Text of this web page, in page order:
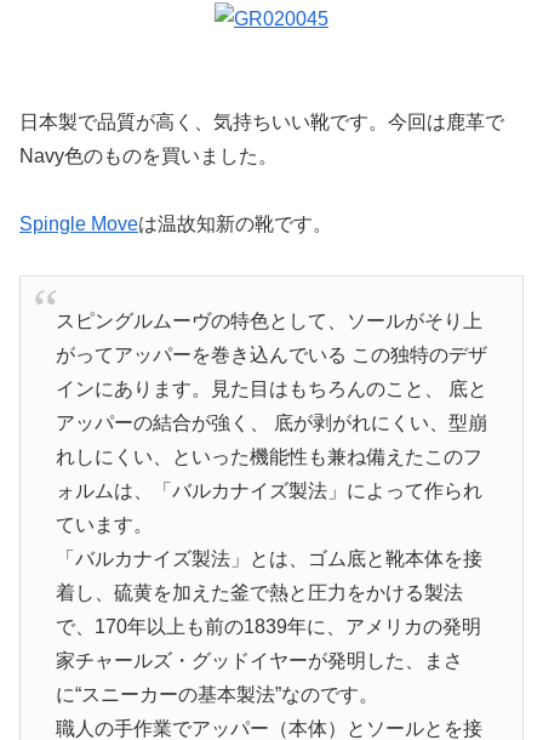
日本製で品質が高く、気持ちいい靴です。今回は鹿革で
Navy色のものを買いました。
Spingle Moveは温故知新の靴です。
スピングルムーヴの特色として、ソールがそり上
がってアッパーを巻き込んでいる この独特のデザ
インにあります。見た目はもちろんのこと、 底と
アッパーの結合が強く、 底が剥がれにくい、型崩
れしにくい、といった機能性も兼ね備えたこのフ
ォルムは、「バルカナイズ製法」によって作られ
ています。
「バルカナイズ製法」とは、ゴム底と靴本体を接
着し、硫黄を加えた釜で熱と圧力をかける製法
で、170年以上も前の1839年に、アメリカの発明
家チャールズ・グッドイヤーが発明した、まさ
に“スニーカーの基本製法”なのです。
職人の手作業でアッパー（本体）とソールとを接